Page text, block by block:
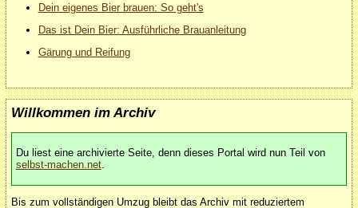
Dein eigenes Bier brauen: So geht's
Das ist Dein Bier: Ausführliche Brauanleitung
Gärung und Reifung
Willkommen im Archiv
Du liest eine archivierte Seite, denn dieses Portal wird nun Teil von
selbst-machen.net.
Bis zum vollständigen Umzug bleibt das Archiv mit reduziertem